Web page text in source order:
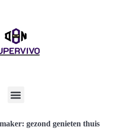
gezond genieten thuis